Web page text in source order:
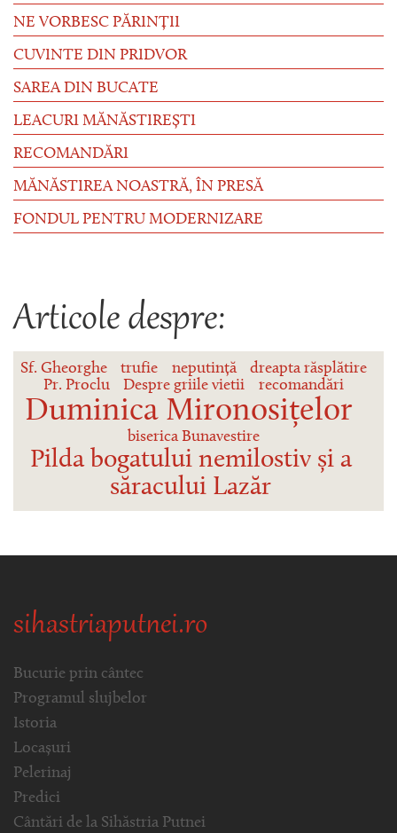
NE VORBESC PĂRINȚII
CUVINTE DIN PRIDVOR
SAREA DIN BUCATE
LEACURI MĂNĂSTIREȘTI
RECOMANDĂRI
MĂNĂSTIREA NOASTRĂ, ÎN PRESĂ
FONDUL PENTRU MODERNIZARE
Articole despre:
Sf. Gheorghe trufie neputință
dreapta răsplătire
Pr. Proclu
Despre griile vietii recomandări
Duminica Mironosițelor
biserica Bunavestire
Pilda bogatului nemilostiv și a
săracului Lazăr
sihastriaputnei.ro
Bucurie prin cântec
Programul slujbelor
Istoria
Locașuri
Pelerinaj
Predici
Cântări de la Sihăstria Putnei